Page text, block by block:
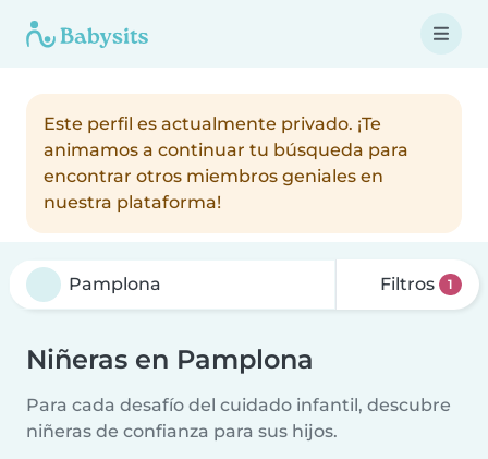
Este perfil es actualmente privado. ¡Te
animamos a continuar tu búsqueda para
encontrar otros miembros geniales en
nuestra plataforma!
Filtros 1
Niñeras en Pamplona
Para cada desafío del cuidado infantil, descubre
niñeras de confianza para sus hijos.